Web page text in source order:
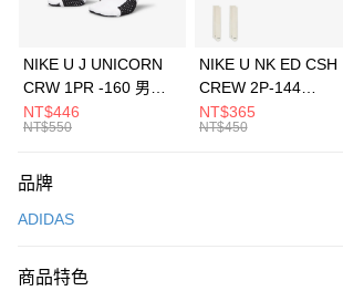
上海商業儲蓄銀行
元大商業銀行
台灣樂天信用卡公司
Apple Pay
全盈+PAY
AFTEE先享後付
【關於「AFTEE先享後付」】
便利好安心！
３．安心：先確認商品／服務後，再付款。
運送方式
每筆NT$100，滿NT$1,500(含以上)免運費
NIKE U J UNICORN
CRW 1PR -160 男女
中統襪 FZ3393100
NT$446
NT$550
NIKE U NK ED CSH
CREW 2P-144
EMBRDY 男女 短統襪
FZ3073133
NT$365
NT$450
品牌
ADIDAS
商品特色